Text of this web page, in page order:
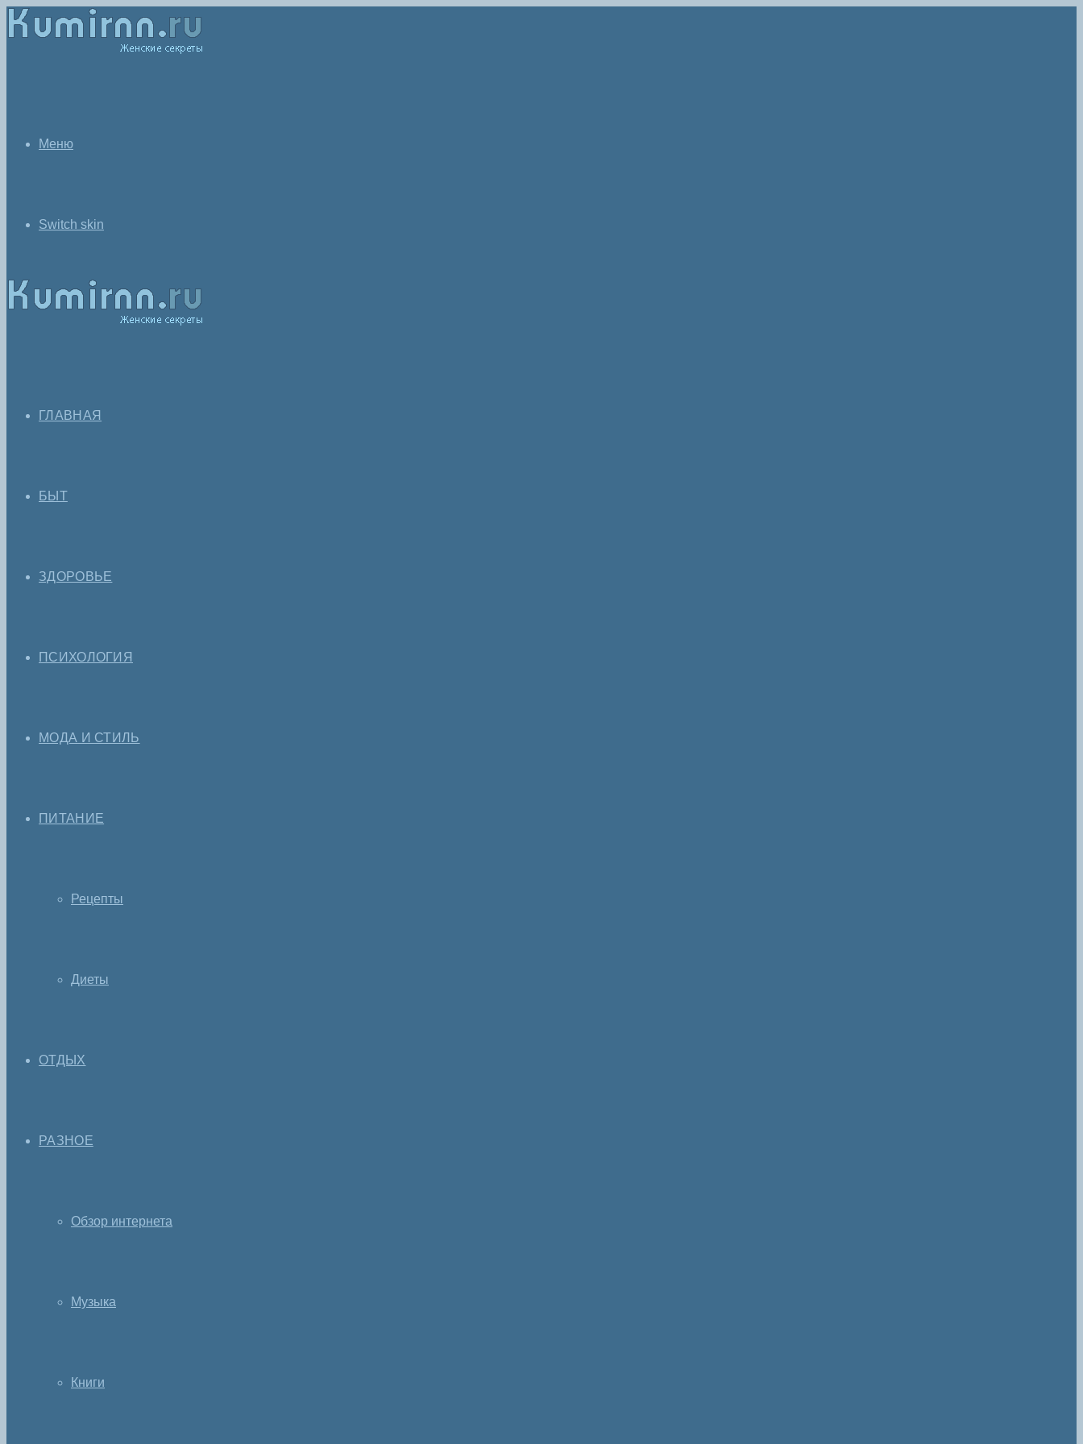
Меню
Switch skin
ГЛАВНАЯ
БЫТ
ЗДОРОВЬЕ
ПСИХОЛОГИЯ
МОДА И СТИЛЬ
ПИТАНИЕ
Рецепты
Диеты
ОТДЫХ
РАЗНОЕ
Обзор интернета
Музыка
Книги